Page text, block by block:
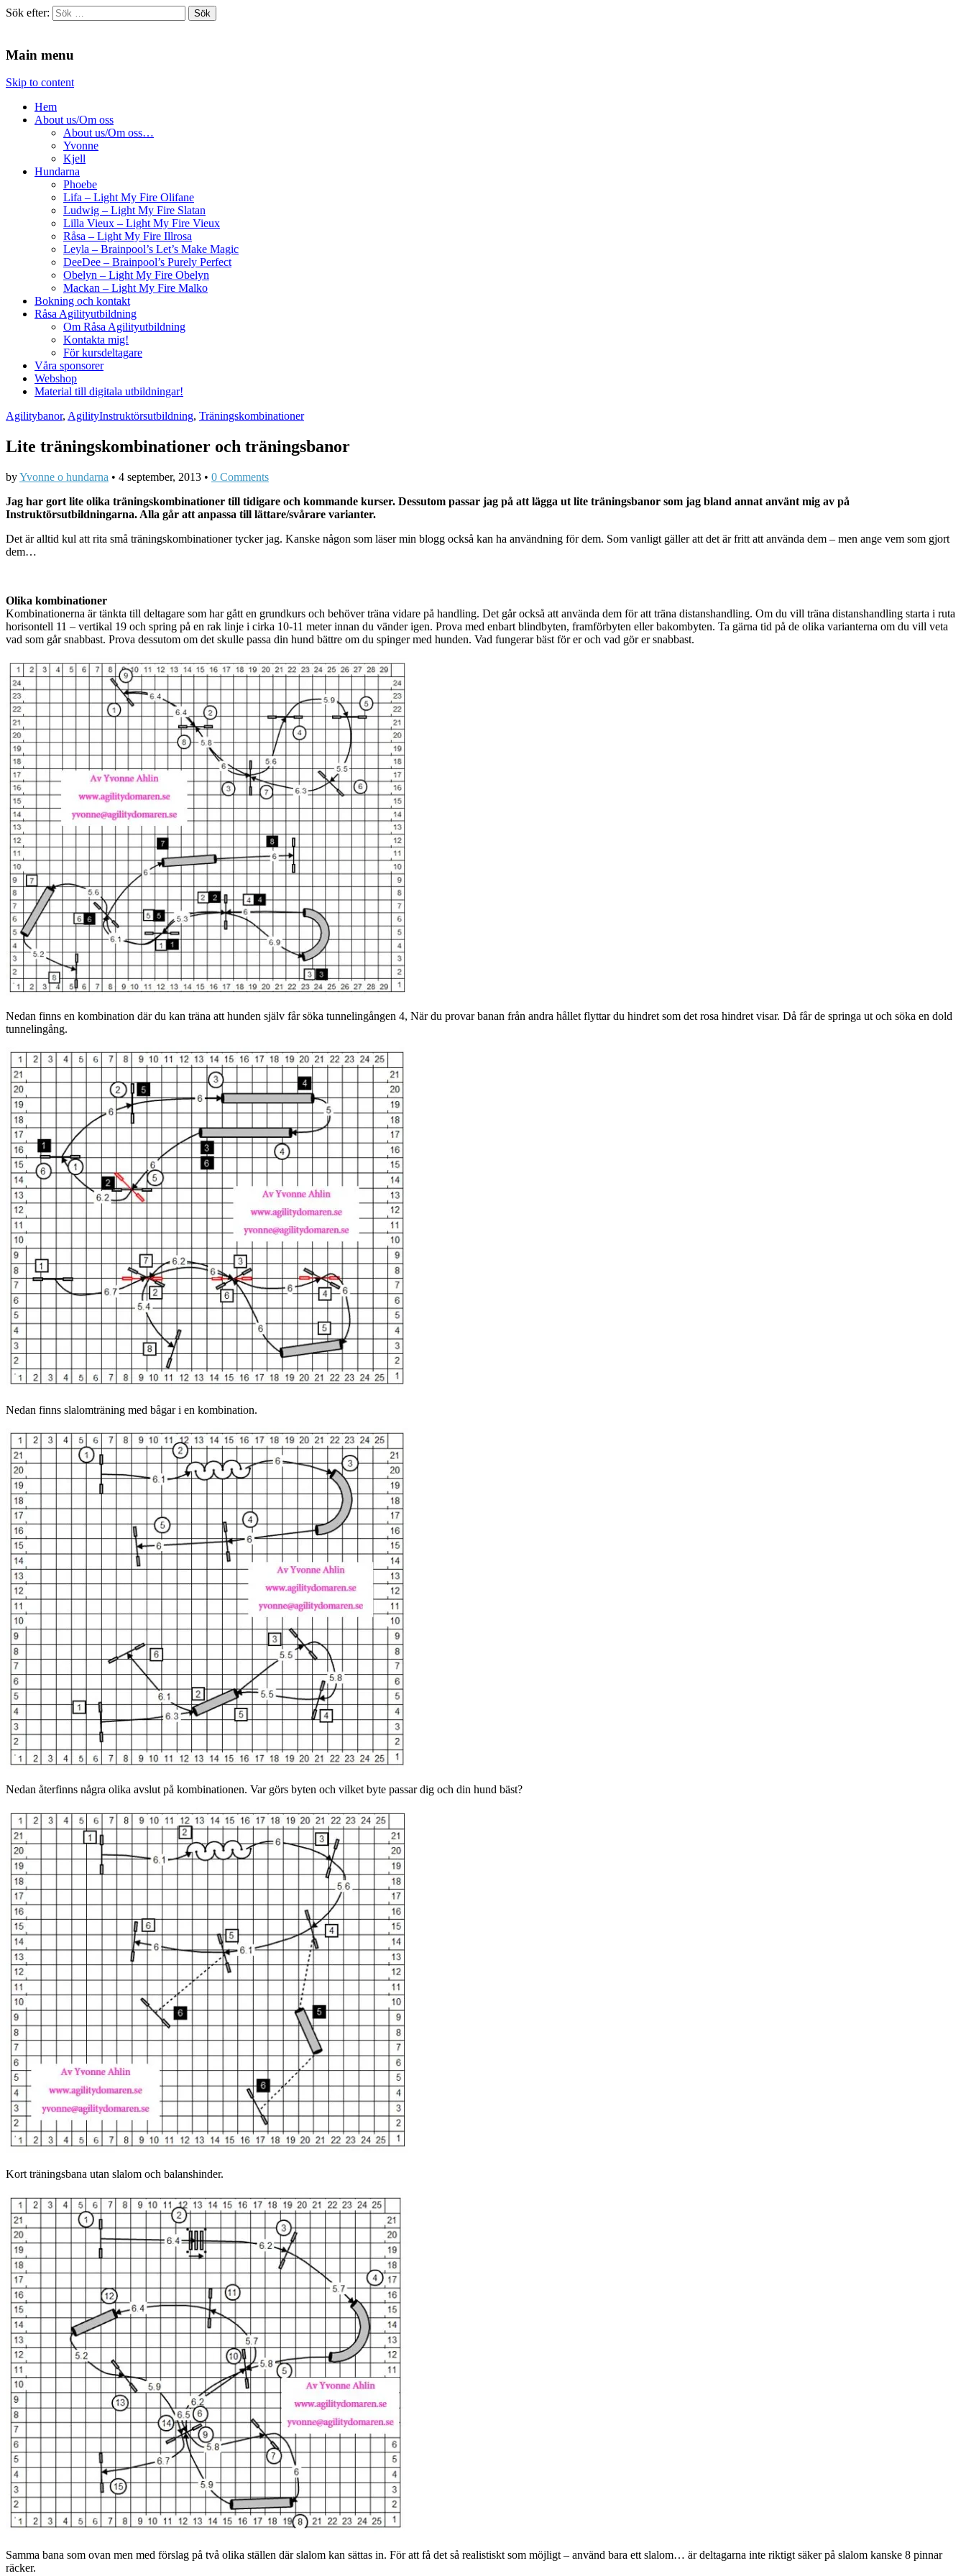
Sök efter:
Main menu
Skip to content
Hem
About us/Om oss
About us/Om oss…
Yvonne
Kjell
Hundarna
Phoebe
Lifa – Light My Fire Olifane
Ludwig – Light My Fire Slatan
Lilla Vieux – Light My Fire Vieux
Råsa – Light My Fire Illrosa
Leyla – Brainpool’s Let’s Make Magic
DeeDee – Brainpool’s Purely Perfect
Obelyn – Light My Fire Obelyn
Mackan – Light My Fire Malko
Bokning och kontakt
Råsa Agilityutbildning
Om Råsa Agilityutbildning
Kontakta mig!
För kursdeltagare
Våra sponsorer
Webshop
Material till digitala utbildningar!
Agilitybanor, AgilityInstruktörsutbildning, Träningskombinationer
Lite träningskombinationer och träningsbanor
byYvonne o hundarna • 4 september, 2013 • 0 Comments
Jag har gort lite olika träningskombinationer till tidigare och kommande kurser. Dessutom passar jag på att lägga ut lite träningsbanor som jag bland annat använt mig av på
Instruktörsutbildningarna. Alla går att anpassa till lättare/svårare varianter.
Det är alltid kul att rita små träningskombinationer tycker jag. Kanske någon som läser min blogg också kan ha användning för dem. Som vanligt gäller att det är fritt att använda dem – men ange vem som gjort
dem…
Olika kombinationer
Kombinationerna är tänkta till deltagare som har gått en grundkurs och behöver träna vidare på handling. Det går också att använda dem för att träna distanshandling. Om du vill träna distanshandling starta i ruta
horisontell 11 – vertikal 19 och spring på en rak linje i cirka 10-11 meter innan du vänder igen. Prova med enbart blindbyten, framförbyten eller bakombyten. Ta gärna tid på de olika varianterna om du vill veta
vad som går snabbast. Prova dessutom om det skulle passa din hund bättre om du spinger med hunden. Vad fungerar bäst för er och vad gör er snabbast.
Nedan finns en kombination där du kan träna att hunden själv får söka tunnelingången 4, När du provar banan från andra hållet flyttar du hindret som det rosa hindret visar. Då får de springa ut och söka en dold
tunnelingång.
Nedan finns slalomträning med bågar i en kombination.
Nedan återfinns några olika avslut på kombinationen. Var görs byten och vilket byte passar dig och din hund bäst?
Kort träningsbana utan slalom och balanshinder.
Samma bana som ovan men med förslag på två olika ställen där slalom kan sättas in. För att få det så realistiskt som möjligt – använd bara ett slalom… är deltagarna inte riktigt säker på slalom kanske 8 pinnar
räcker.